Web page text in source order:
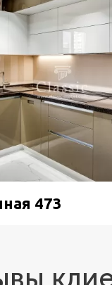
473